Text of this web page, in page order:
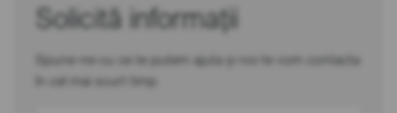
Solicită informații
Spune-ne cu ce te putem ajuta și noi te vom contacta
în cel mai scurt timp